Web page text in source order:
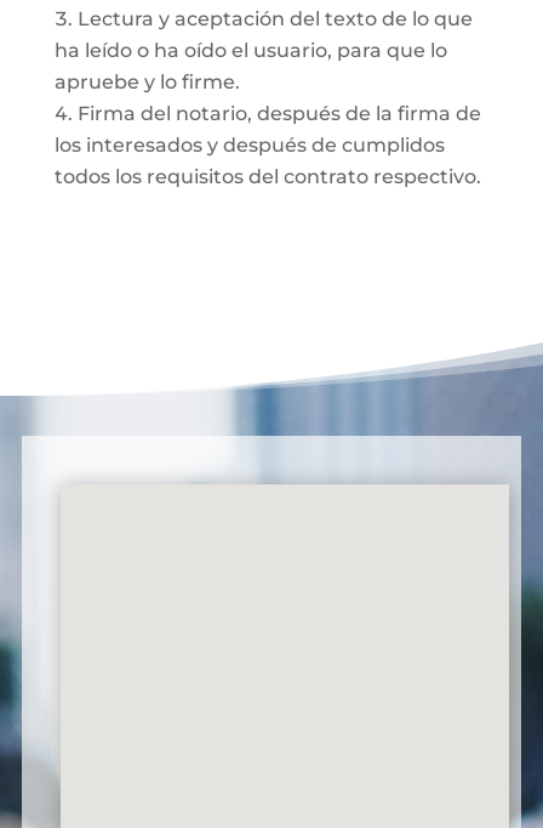
Lectura y aceptación del texto de lo que
ha leído o ha oído el usuario, para que lo
apruebe y lo firme.
Firma del notario, después de la firma de
los interesados y después de cumplidos
todos los requisitos del contrato respectivo.